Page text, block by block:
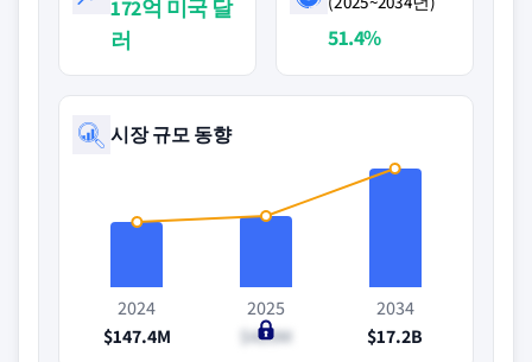
172억 미국 달
러
51.4%
시장 규모 동향
2024
$147.4M
2025
$410M
2034
$17.2B